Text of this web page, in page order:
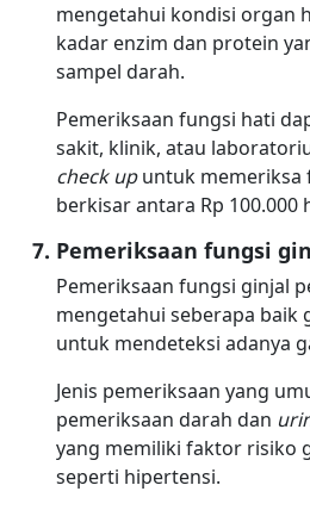
mengetahui kondisi organ
kadar enzim dan protein
sampel darah.
Pemeriksaan fungsi hati
sakit, klinik, atau
check upuntuk memeriksa
berkisar antara Rp 100.000
Pemeriksaan fungsi
Pemeriksaan fungsi ginjal
mengetahui seberapa baik
untuk mendeteksi adanya
Jenis pemeriksaan yang
pemeriksaan darah dan
yang memiliki faktor risiko
seperti hipertensi.